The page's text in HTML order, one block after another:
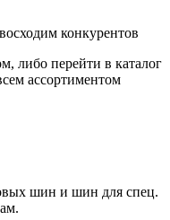
конкурентов
либо перейти в каталог
ассортиментом
шин и шин для спец.